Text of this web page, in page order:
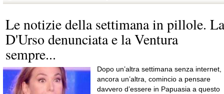
Le notizie della settimana in pillole. La
D'Urso denunciata e la Ventura
sempre...
Dopo un’altra settimana senza internet,
ancora un’altra, comincio a pensare
davvero d’essere in Papuasia a questo